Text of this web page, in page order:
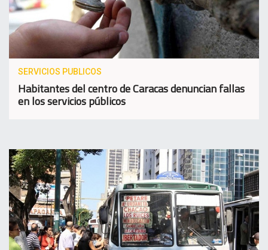
SERVICIOS PUBLICOS
Habitantes del centro de Caracas denuncian fallas
en los servicios públicos